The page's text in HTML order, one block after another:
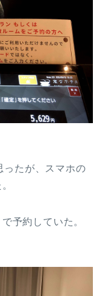
ったが、スマホの
予約していた。